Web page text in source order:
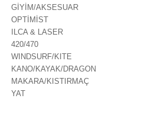
GİYİM/AKSESUAR
OPTİMİST
ILCA & LASER
420/470
WINDSURF/KITE
KANO/KAYAK/DRAGON
MAKARA/KISTIRMAÇ
YAT